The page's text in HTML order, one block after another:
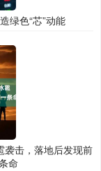
绿色“芯”动能
袭击，落地后发现前
命